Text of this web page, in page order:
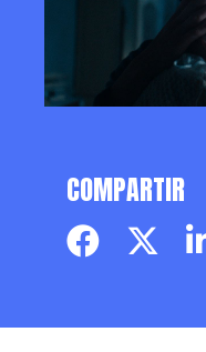
COMPARTIR
Facebook